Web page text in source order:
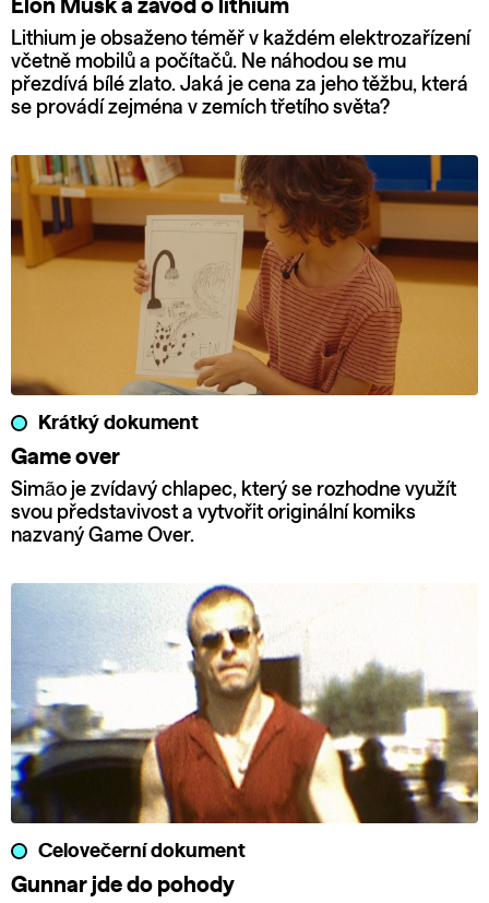
Elon Musk a závod o lithium
Lithium je obsaženo téměř v každém elektrozařízení
včetně mobilů a počítačů. Ne náhodou se mu
přezdívá bílé zlato. Jaká je cena za jeho těžbu, která
se provádí zejména v zemích třetího světa?
Krátký dokument
Game over
Simão je zvídavý chlapec, který se rozhodne využít
svou představivost a vytvořit originální komiks
nazvaný Game Over.
Celovečerní dokument
Gunnar jde do pohody